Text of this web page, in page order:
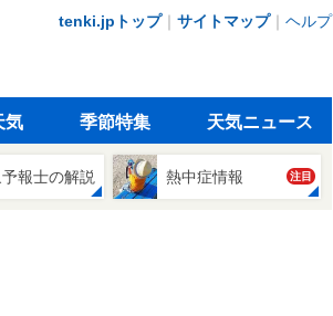
tenki.jpトップ｜ サイトマップ｜ ヘルプ
気 季節特集 天気ニュース
報士の解説 熱中症情報 注目